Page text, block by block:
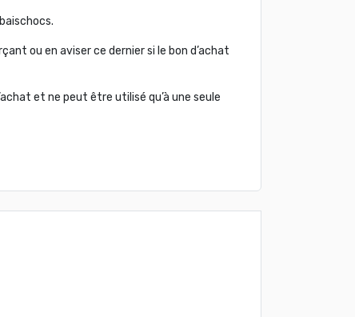
ou en aviser ce dernier si le bon d’achat
et ne peut être utilisé qu’à une seule